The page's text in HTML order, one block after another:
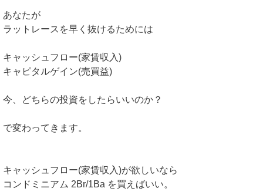
あなたが
ラットレースを早く抜けるためには
キャッシュフロー(家賃収入)
キャピタルゲイン(売買益)
今、どちらの投資をしたらいいのか？
で変わってきます。
キャッシュフロー(家賃収入)が欲しいなら
コンドミニアム 2Br/1Ba を買えばいい。